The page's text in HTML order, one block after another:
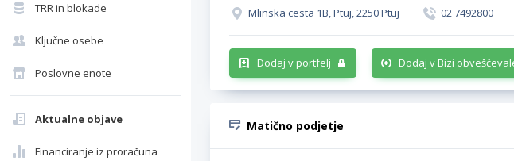
TRR in blokade
Ključne osebe
Poslovne enote
Aktualne objave
Financiranje iz proračuna
Mlinska cesta 1B, Ptuj, 2250 Ptuj 02 7492800
Dodaj v portfelj Dodaj v Bizi
Matično podjetje